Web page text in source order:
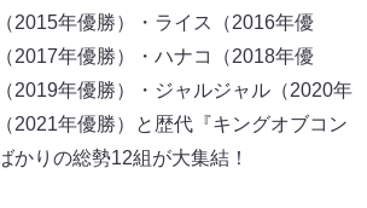
2015年優勝）・ライス（2016年優
2017年優勝）・ハナコ（2018年優
2019年優勝）・ジャルジャル（2020年
2021年優勝）と歴代『キングオブコン
かりの総勢12組が大集結！